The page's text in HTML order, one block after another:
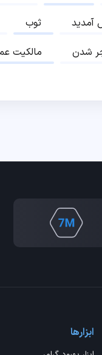
ثوب
مالکیت شدن
ابزارها